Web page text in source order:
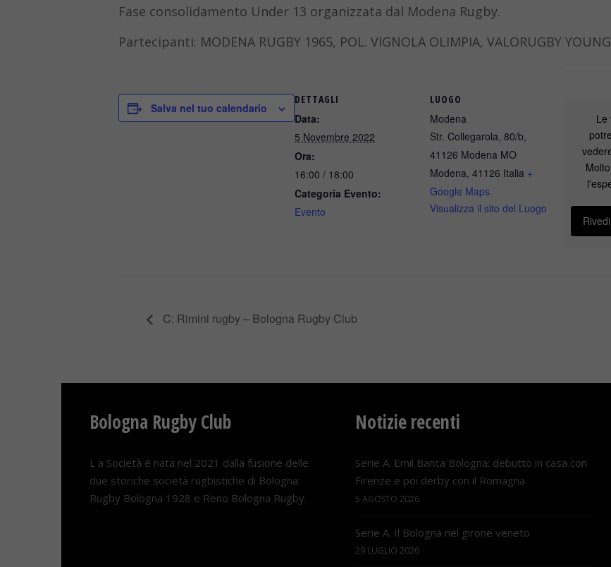
Fase consolidamento Under 13 organizzata dal Modena Rugby.
Partecipanti: MODENA RUGBY 1965, POL. VIGNOLA OLIMPIA, VALORUGBY
Salva nel tuo calendario
DETTAGLI
Data:
5 Novembre 2022
Ora:
16:00 / 18:00
Categoria Evento:
Evento
LUOGO
Modena
Str. Collegarola, 80/b,
41126 Modena MO
Modena, 41126 Italia +
Google Maps
Visualizza il sito del Luogo
Le
C: Rimini rugby – Bologna Rugby Club
Bologna Rugby Club
L a Società è nata nel 2021 dalla fusione delle
due storiche società rugbistiche di Bologna:
Rugby Bologna 1928 e Reno Bologna Rugby.
Notizie recenti
Serie A. Emil Banca Bologna: debutto in casa con
Firenze e poi derby con il Romagna
5 AGOSTO 2026
Serie A. Il Bologna nel girone veneto
29 LUGLIO 2026